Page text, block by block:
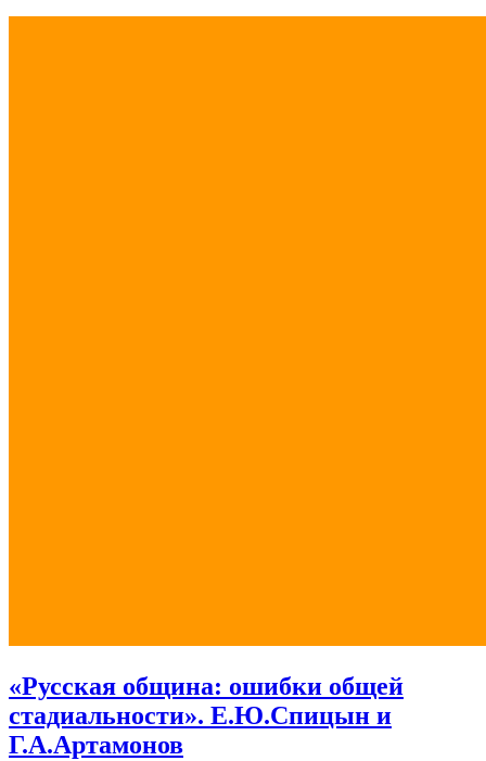
«Русская община: ошибки общей
стадиальности». Е.Ю.Спицын и
Г.А.Артамонов